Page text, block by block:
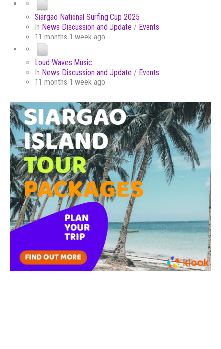
Siargao National Surfing Cup 2025
In News Discussion and Update / Events
11 months 1 week ago
Loud Waves Music
In News Discussion and Update / Events
11 months 1 week ago